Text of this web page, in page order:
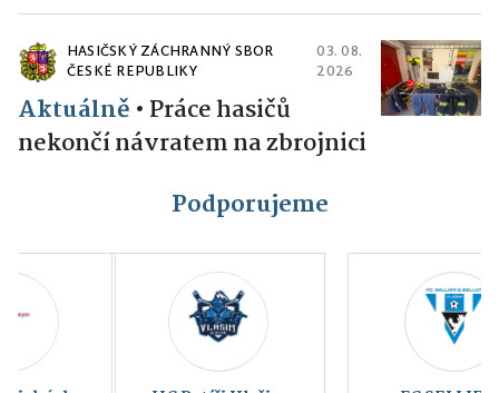
HASIČSKÝ ZÁCHRANNÝ SBOR
ČESKÉ REPUBLIKY
03. 08.
2026
Aktuálně • Práce hasičů
nekončí návratem na zbrojnici
Podporujeme